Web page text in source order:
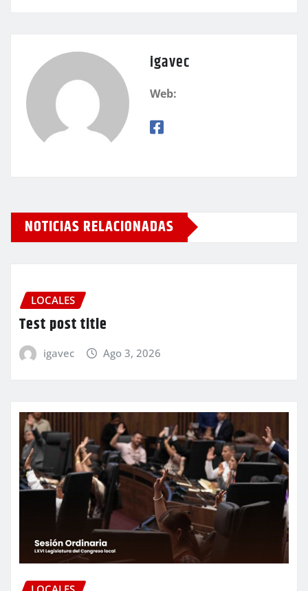
igavec
Web:
NOTICIAS RELACIONADAS
LOCALES
Test post title
igavec Ago 3, 2026